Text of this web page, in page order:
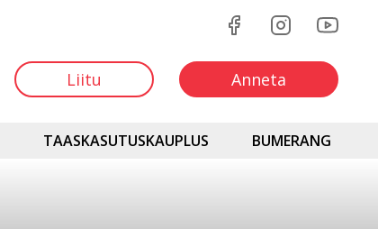
Liitu Anneta
TAASKASUTUSKAUPLUS BUMERANG